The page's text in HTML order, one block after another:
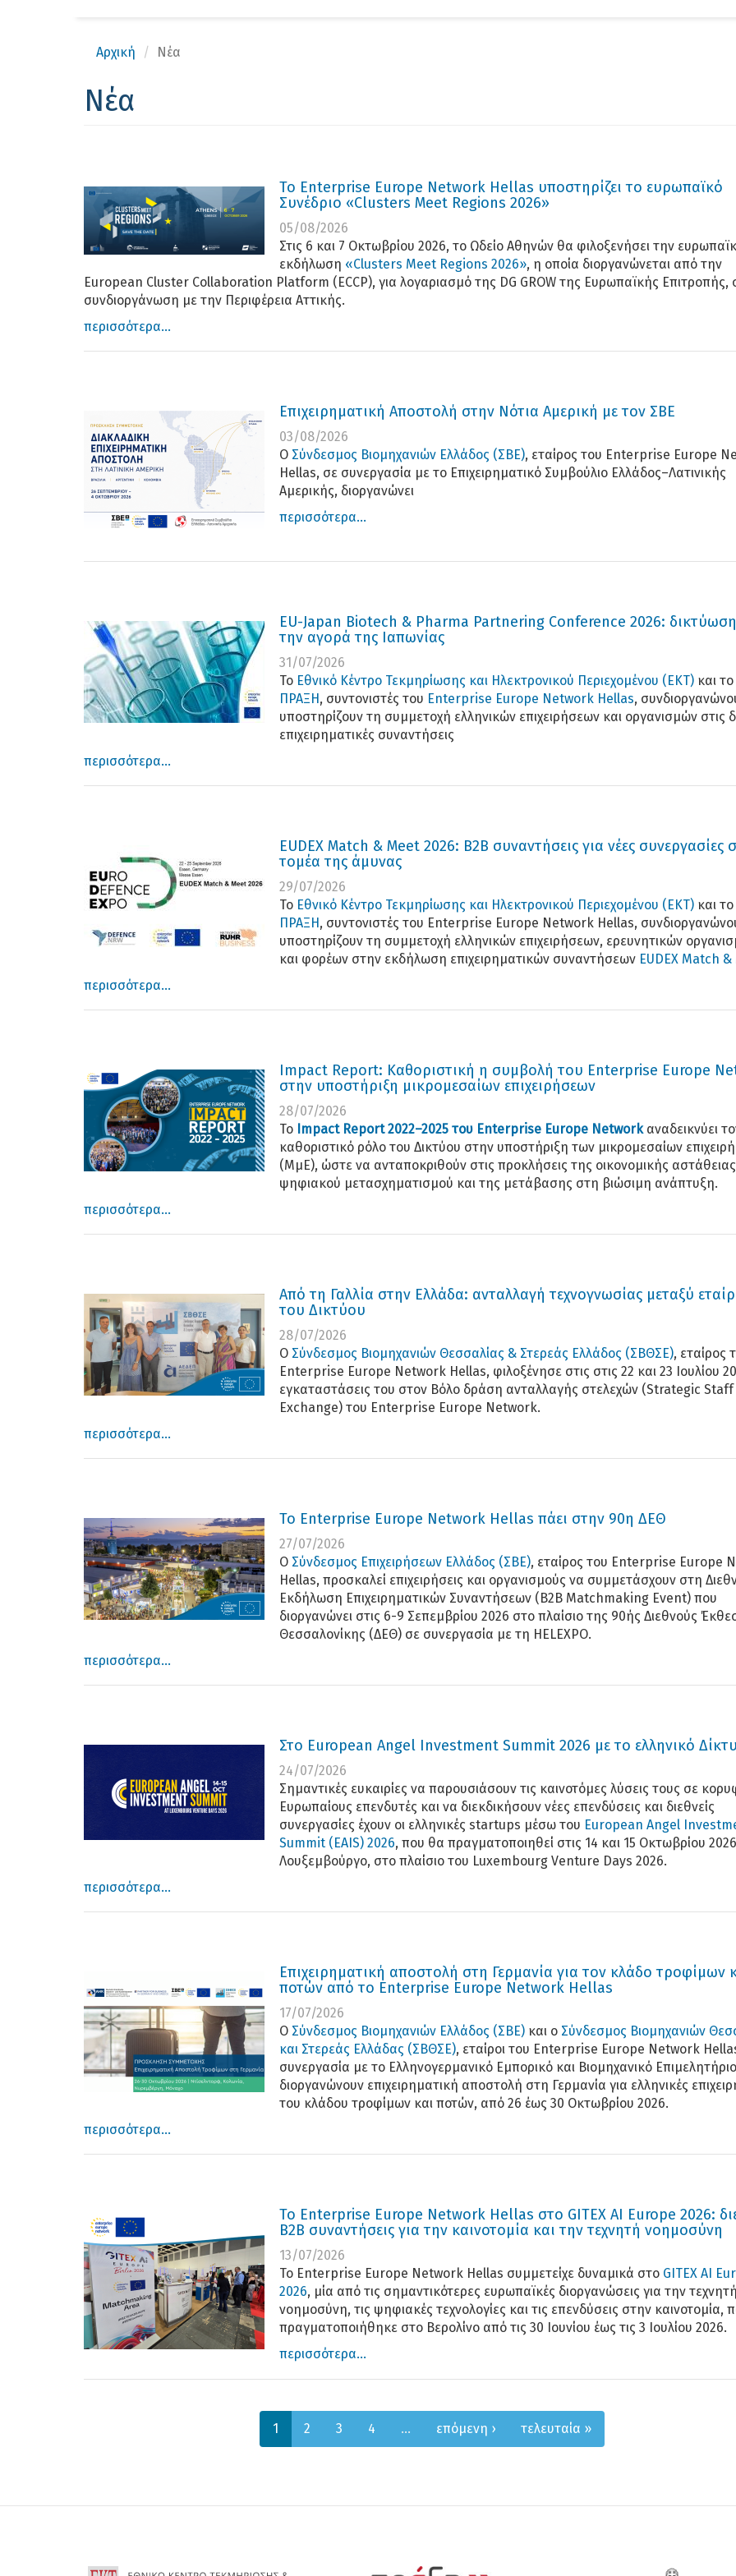
Αρχική Νέα
Νέα
Το Enterprise Europe Network Hellas υποστηρίζει το ευρωπαϊκό
Συνέδριο «Clusters Meet Regions 2026»
05/08/2026
Στις 6 και 7 Οκτωβρίου 2026, το Ωδείο Αθηνών θα φιλοξενήσει την
εκδήλωση «Clusters Meet Regions 2026», η οποία διοργανώνεται από την
European Cluster Collaboration Platform (ECCP), για λογαριασμό της DG GROW της Ευρωπαϊκής Επιτροπής,
συνδιοργάνωση με την Περιφέρεια Αττικής.
περισσότερα...
Επιχειρηματική Αποστολή στην Νότια Αμερική με τον ΣΒΕ
03/08/2026
Ο Σύνδεσμος Βιομηχανιών Ελλάδος (ΣΒΕ), εταίρος του Enterprise Europe
Hellas, σε συνεργασία με το Επιχειρηματικό Συμβούλιο Ελλάδος–Λατινικής
Αμερικής, διοργανώνει
περισσότερα...
EU-Japan Biotech & Pharma Partnering Conference 2026:
την αγορά της Ιαπωνίας
31/07/2026
Το Εθνικό Κέντρο Τεκμηρίωσης και Ηλεκτρονικού Περιεχομένου (ΕΚΤ) και το
ΠΡΑΞΗ, συντονιστές του Enterprise Europe Network Hellas,
υποστηρίζουν τη συμμετοχή ελληνικών επιχειρήσεων και οργανισμών στις
επιχειρηματικές συναντήσεις
περισσότερα...
EUDEX Match & Meet 2026: Β2Β συναντήσεις για νέες συνεργασίες
τομέα της άμυνας
29/07/2026
Το Εθνικό Κέντρο Τεκμηρίωσης και Ηλεκτρονικού Περιεχομένου (ΕΚΤ) και το
ΠΡΑΞΗ, συντονιστές του Enterprise Europe Network Hellas,
υποστηρίζουν τη συμμετοχή ελληνικών επιχειρήσεων, ερευνητικών
και φορέων στην εκδήλωση επιχειρηματικών συναντήσεων EUDEX Match
περισσότερα...
Impact Report: Καθοριστική η συμβολή του Enterprise Europe
στην υποστήριξη μικρομεσαίων επιχειρήσεων
28/07/2026
Το Impact Report 2022–2025 του Enterprise Europe Networkαναδεικνύει
καθοριστικό ρόλο του Δικτύου στην υποστήριξη των μικρομεσαίων
(ΜμΕ), ώστε να ανταποκριθούν στις προκλήσεις της οικονομικής
ψηφιακού μετασχηματισμού και της μετάβασης στη βιώσιμη ανάπτυξη.
περισσότερα...
Από τη Γαλλία στην Ελλάδα: ανταλλαγή τεχνογνωσίας μεταξύ
του Δικτύου
28/07/2026
Ο Σύνδεσμος Βιομηχανιών Θεσσαλίας & Στερεάς Ελλάδος (ΣΒΘΣΕ), εταίρος
Enterprise Europe Network Hellas, φιλοξένησε στις στις 22 και 23 Ιουλίου
εγκαταστάσεις του στον Βόλο δράση ανταλλαγής στελεχών (Strategic Staff
Exchange) του Enterprise Europe Network.
περισσότερα...
To Enterprise Europe Network Hellas πάει στην 90η ΔΕΘ
27/07/2026
Ο Σύνδεσμος Επιχειρήσεων Ελλάδος (ΣΒΕ), εταίρος του Enterprise Europe
Hellas, προσκαλεί επιχειρήσεις και οργανισμούς να συμμετάσχουν στη
Εκδήλωση Επιχειρηματικών Συναντήσεων (B2B Matchmaking Event) που
διοργανώνει στις 6-9 Σεπεμβρίου 2026 στο πλαίσιο της 90ής Διεθνούς
Θεσσαλονίκης (ΔΕΘ) σε συνεργασία με τη HELEXPO.
περισσότερα...
Στο European Angel Investment Summit 2026 με το ελληνικό
24/07/2026
Σημαντικές ευκαιρίες να παρουσιάσουν τις καινοτόμες λύσεις τους σε
Ευρωπαίους επενδυτές και να διεκδικήσουν νέες επενδύσεις και διεθνείς
συνεργασίες έχουν οι ελληνικές startups μέσω του European Angel
Summit (EAIS) 2026, που θα πραγματοποιηθεί στις 14 και 15 Οκτωβρίου
Λουξεμβούργο, στο πλαίσιο του Luxembourg Venture Days 2026.
περισσότερα...
Επιχειρηματική αποστολή στη Γερμανία για τον κλάδο τροφίμων
ποτών από το Enterprise Europe Network Hellas
17/07/2026
Ο Σύνδεσμος Βιομηχανιών Ελλάδος (ΣΒΕ) και ο Σύνδεσμος Βιομηχανιών
και Στερεάς Ελλάδας (ΣΒΘΣΕ), εταίροι του Enterprise Europe Network
συνεργασία με το Ελληνογερμανικό Εμπορικό και Βιομηχανικό
διοργανώνουν επιχειρηματική αποστολή στη Γερμανία για ελληνικές
του κλάδου τροφίμων και ποτών, από 26 έως 30 Οκτωβρίου 2026.
περισσότερα...
Το Enterprise Europe Network Hellas στο GITEX AI Europe 2026:
Β2Β συναντήσεις για την καινοτομία και την τεχνητή νοημοσύνη
13/07/2026
Το Enterprise Europe Network Hellas συμμετείχε δυναμικά στο GITEX AI
2026, μία από τις σημαντικότερες ευρωπαϊκές διοργανώσεις για την τεχνητή
νοημοσύνη, τις ψηφιακές τεχνολογίες και τις επενδύσεις στην καινοτομία,
πραγματοποιήθηκε στο Βερολίνο από τις 30 Ιουνίου έως τις 3 Ιουλίου 2026.
περισσότερα...
1 2 3 4 … επόμενη › τελευταία »